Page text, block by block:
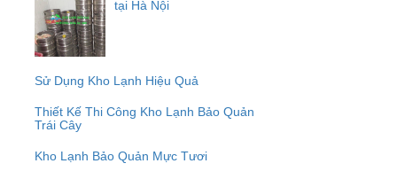
tại Hà Nội
Sử Dụng Kho Lạnh Hiệu Quả
Thiết Kế Thi Công Kho Lạnh Bảo Quản
Trái Cây
Kho Lạnh Bảo Quản Mực Tươi